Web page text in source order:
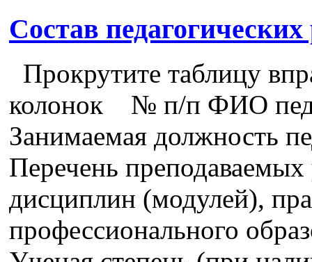
Состав
Прокрутите таблицу
колонок № п/п ФИО
Занимаемая должность
Перечень
дисциплин (модулей),
профессионального